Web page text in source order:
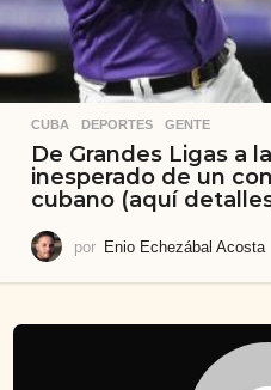
CUBA ,DEPORTES ,GENTE
De Grandes Ligas a
inesperado de un
cubano (aquí
por Enio Echezábal Acosta